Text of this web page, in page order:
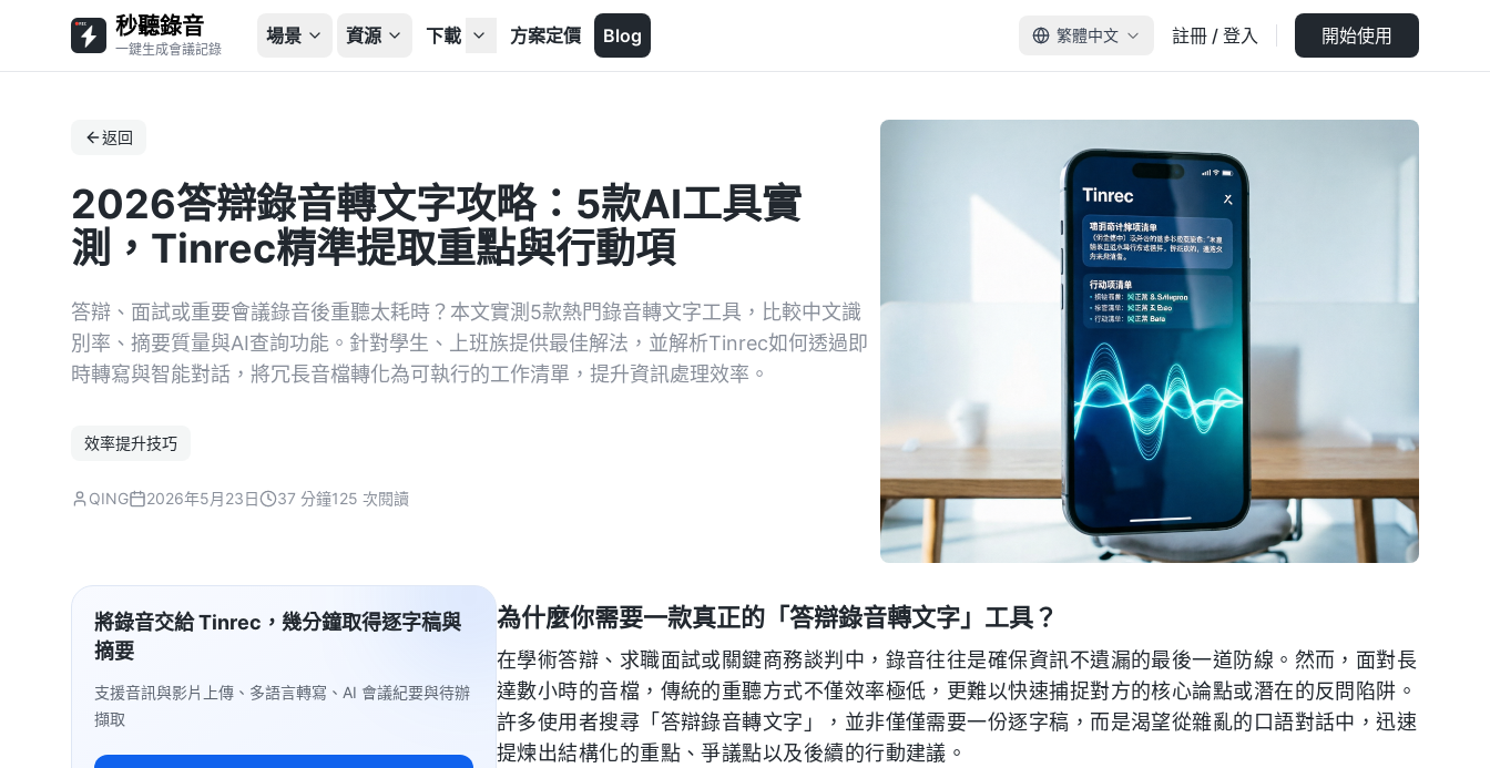
秒聽錄音
一鍵生成會議記錄
場景 資源 下載 方案定價 Blog 繁體中文 註冊 / 登入 開始使用
返回
2026答辯錄音轉文字攻略：5款AI工具實
測，Tinrec精準提取重點與行動項
答辯、面試或重要會議錄音後重聽太耗時？本文實測5款熱門錄音轉文字工具，比較中文識
別率、摘要質量與AI查詢功能。針對學生、上班族提供最佳解法，並解析Tinrec如何透過即
時轉寫與智能對話，將冗長音檔轉化為可執行的工作清單，提升資訊處理效率。
效率提升技巧
QING 2026年5月23日 37 分鐘125 次閱讀
將錄音交給 Tinrec，幾分鐘取得逐字稿與
摘要
支援音訊與影片上傳、多語言轉寫、AI 會議紀要與待辦
擷取
為什麼你需要一款真正的「答辯錄音轉文字」工具？
在學術答辯、求職面試或關鍵商務談判中，錄音往往是確保資訊不遺漏的最後一道防線。然而，面對長
達數小時的音檔，傳統的重聽方式不僅效率極低，更難以快速捕捉對方的核心論點或潛在的反問陷阱。
許多使用者搜尋「答辯錄音轉文字」，並非僅僅需要一份逐字稿，而是渴望從雜亂的口語對話中，迅速
提煉出結構化的重點、爭議點以及後續的行動建議。